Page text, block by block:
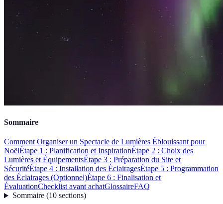
Sommaire
Comment Organiser un Spectacle de Lumières Éblouissant pour
NoëlÉtape 1 : Planification et InspirationÉtape 2 : Choix des
Lumières et ÉquipementsÉtape 3 : Préparation du Site et
SécuritéÉtape 4 : Installation des ÉclairagesÉtape 5 : Programmation
des Éclairages (Optionnel)Étape 6 : Finalisation et
ÉvaluationChecklist avant achatGlossaireFAQ
Sommaire(10 sections)